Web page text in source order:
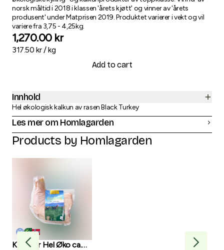
norsk måltid i 2018 i klassen 'årets kjøtt' og vinner av 'årets
produsent' under Matprisen 2019. Produktet varierer i vekt og vil
variere fra 3,75 - 4,25kg.
1,270.00 kr
317.50 kr /kg
Add to cart
Innhold
Hel økologisk kalkun av rasen Black Turkey
Les mer om Homlagarden
Products by Homlagarden
Kyllinglår Hel Øko ca.